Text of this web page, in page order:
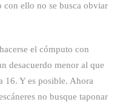
con ello no se busca obviar
el cómputo con
desacuerdo menor al que
16. Y es posible. Ahora
no busque taponar